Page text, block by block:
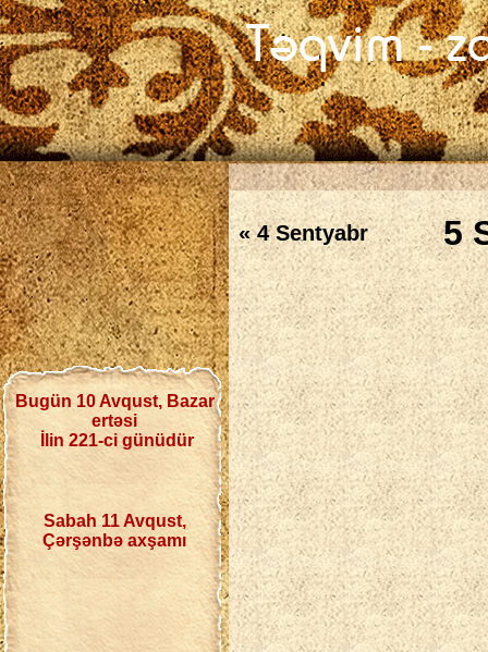
Bugün 10 Avqust, Bazar
ertəsi
İlin 221-ci günüdür
Sabah 11 Avqust,
Çərşənbə axşamı
« 4 Sentyabr 5